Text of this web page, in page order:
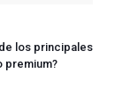
los principales
premium?